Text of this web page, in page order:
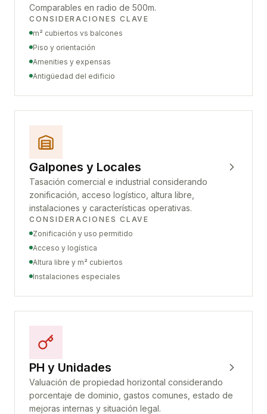
Comparables en radio de 500m.
CONSIDERACIONES CLAVE
m² cubiertos vs balcones
Piso y orientación
Amenities y expensas
Antigüedad del edificio
Galpones y Locales
Tasación comercial e industrial considerando
zonificación, acceso logístico, altura libre,
instalaciones y características operativas.
CONSIDERACIONES CLAVE
Zonificación y uso permitido
Acceso y logística
Altura libre y m² cubiertos
Instalaciones especiales
PH y Unidades
Valuación de propiedad horizontal considerando
porcentaje de dominio, gastos comunes, estado de
mejoras internas y situación legal.